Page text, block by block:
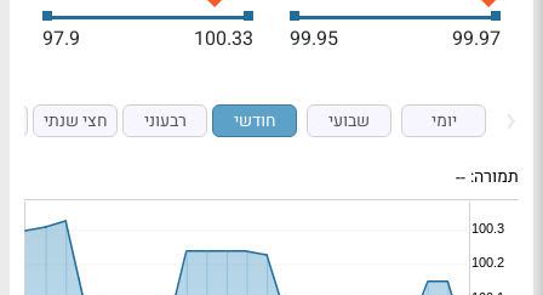
99.97
99.95
100.33
97.9
יומי שבועי חודשי רבעוני חצי שנתי
תמורה: --